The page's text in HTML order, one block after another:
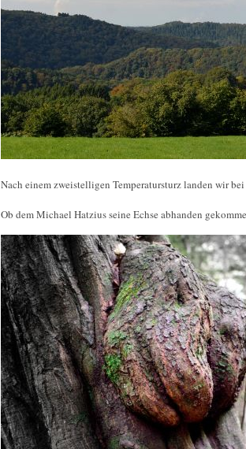
Nach einem zweistelligen Temperatursturz landen wir
Ob dem Michael Hatzius seine Echse abhanden